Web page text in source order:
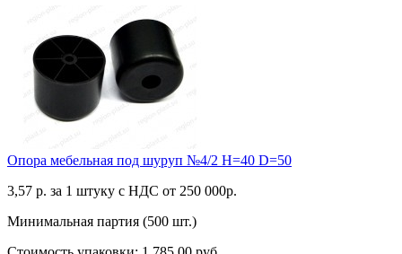
Опора мебельная под шуруп №4/2 Н=40 D=50
3,57 р. за 1 штуку c НДС от 250 000р.
Минимальная партия (500 шт.)